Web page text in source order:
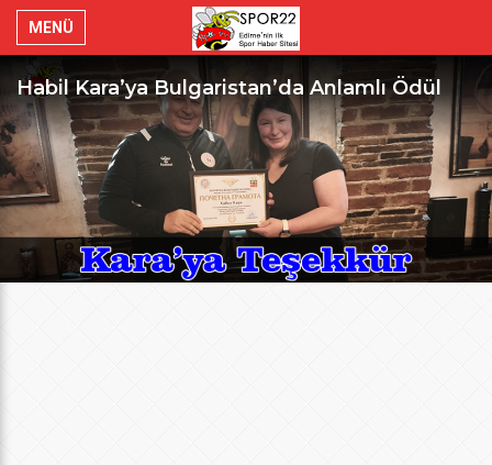
MENÜ
Habil Kara’ya Bulgaristan’da Anlamlı Ödül